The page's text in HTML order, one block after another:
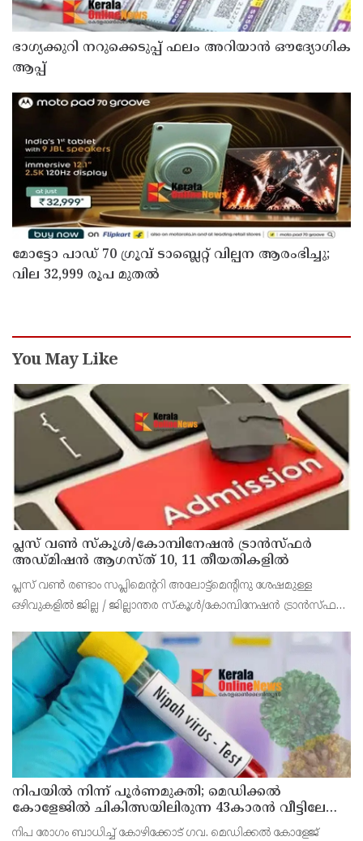
ഭാഗ്യക്കുറി നറുക്കെടുപ്പ് ഫലം അറിയാൻ ഔദ്യോഗിക
ആപ്പ്
മോട്ടോ പാഡ് 70 ഗ്രൂവ് ടാബ്ലെറ്റ് വില്പന ആരംഭിച്ചു;
വില 32,999 രൂപ മുതൽ
You May Like
പ്ലസ് വൺ സ്‌കൂൾ/കോമ്പിനേഷൻ ട്രാൻസ്ഫർ
അഡ്മിഷൻ ആഗസ്ത് 10, 11 തീയതികളിൽ
പ്ലസ് വൺ രണ്ടാം സപ്ലിമെന്ററി അലോട്ട്‌മെന്റിനു ശേഷമുള്ള
ഒഴിവുകളിൽ ജില്ല / ജില്ലാന്തര സ്‌കൂൾ/കോമ്പിനേഷൻ ട്രാൻസ്ഫർ
വൈകിട്ട് 4 മണി വരെ നൽകിയിരുന്നു
നിപയിൽ നിന്ന് പൂർണമുക്തി; മെഡിക്കൽ
കോളേജിൽ ചികിത്സയിലിരുന്ന 43കാരൻ വീട്ടിലേക്ക്
മടങ്ങി
നിപ രോഗം ബാധിച്ച് കോഴിക്കോട് ഗവ. മെഡിക്കൽ കോളേജ്